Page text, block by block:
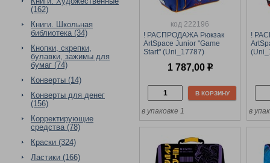
(162)
Книги. Школьная
библиотека (34)
Кнопки, скрепки,
булавки, зажимы для
бумаг (74)
Конверты (14)
Конверты для денег
(156)
Корректирующие
средства (78)
Краски (324)
Ластики (166)
код 222196
! РАСПРОДАЖА Рюкзак
ArtSpace Junior "Game
Start" (Uni_17787)
кармана, анатомическая
1 787,00 р
В КОРЗИНУ
в упаковке 1
!
в